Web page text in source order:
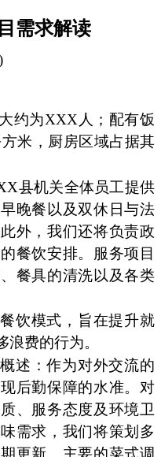
需求解读
约为XXX人；配有饭
米，厨房区域占据其
县机关全体员工提供
晚餐以及双休日与法
外，我们还将负责政
餐饮安排。服务项目
餐具的清洗以及各类
饮模式，旨在提升就
费的行为。
述：作为对外交流的
后勤保障的水准。对
、服务态度及环境卫
需求，我们将策划多
更新。主要的菜式调